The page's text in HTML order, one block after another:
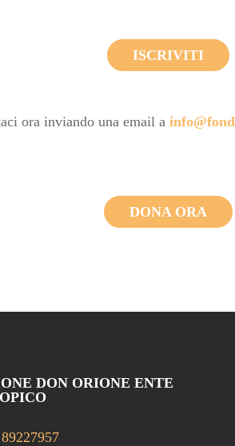
ISCRIVITI
ora inviando una email a
DONA ORA
DON ORIONE ENTE